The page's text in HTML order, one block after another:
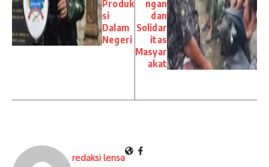
Produk
si
Dalam
Negeri
ngan
dan
Solidar
itas
Masyar
akat
redaksi lensa